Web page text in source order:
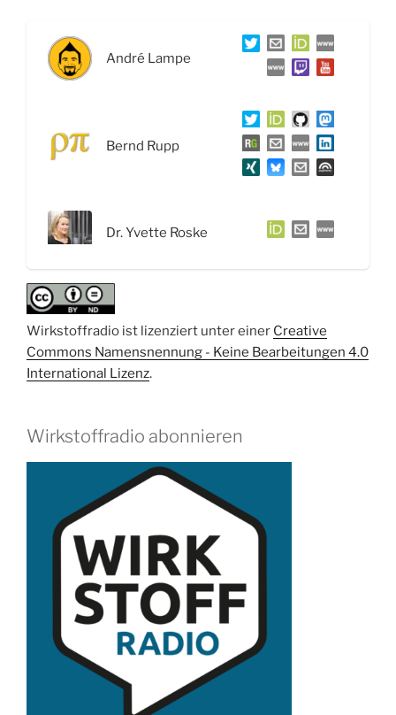
Interview
Roske“
André Lampe
Bernd Rupp
Dr. Yvette Roske
Wirkstoffradio ist lizenziert unter einer Creative
Commons Namensnennung - Keine Bearbeitungen 4.0
International Lizenz.
Wirkstoffradio abonnieren